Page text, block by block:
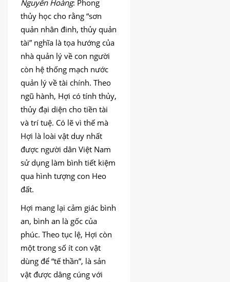
Nguyễn Hoàng: Phong
thủy học cho rằng “sơn
quản nhân đinh, thủy quản
tài” nghĩa là tọa hướng của
nhà quản lý về con người
còn hệ thống mạch nước
quản lý về tài chính. Theo
ngũ hành, Hợi có tính thủy,
thủy đại diện cho tiền tài
và trí tuệ. Có lẽ vì thế mà
Hợi là loài vật duy nhất
được người dân Việt Nam
sử dụng làm bình tiết kiệm
qua hình tượng con Heo
đất.
Hợi mang lại cảm giác bình
an, bình an là gốc của
phúc. Theo tục lệ, Hợi còn
một trong số ít con vật
dùng để “tế thần”, là sản
vật được dâng cúng với